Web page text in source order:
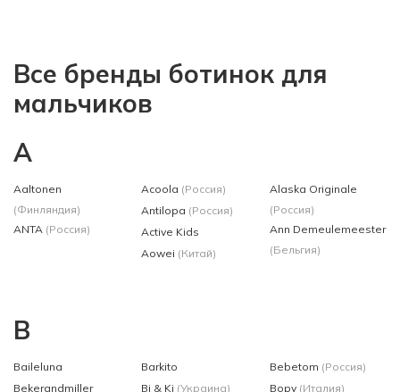
Все бренды ботинок для
мальчиков
A
Aaltonen
(Финляндия)
ANTA (Россия)
Acoola (Россия)
Antilopa (Россия)
Active Kids
Aowei (Китай)
Alaska Originale
(Россия)
Ann Demeulemeester
(Бельгия)
B
Baileluna
Bekerandmiller
Barkito
Bi & Ki (Украина)
Bebetom (Россия)
Bopy (Италия)